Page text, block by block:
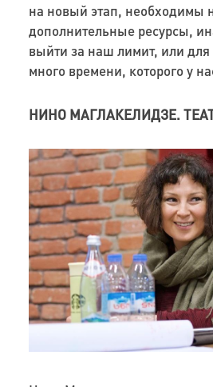
на новый этап, необходимы
дополнительные ресурсы,
выйти за наш лимит, или для
много времени, которого у
НИНО МАГЛАКЕЛИДЗЕ.